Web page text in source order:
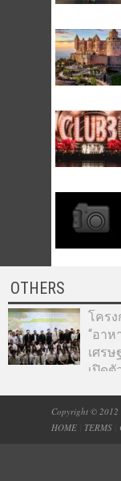
OTHERS
โคร
“อา
เศร
เปิดตั
Copyright © 2012
HOME
TERMS